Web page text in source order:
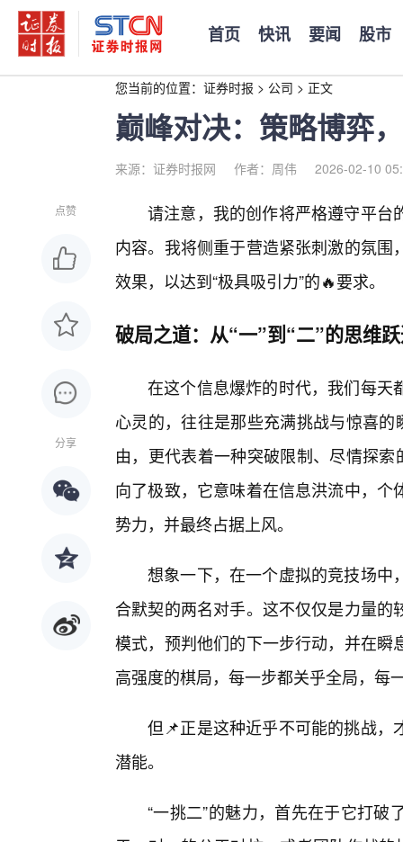
首页 快讯 要闻 股市
您当前的位置： 证券时报 > 公司 > 正文
巅峰对决：策略博弈
来源：证券时报网 作者：周伟 2026-02-10
点赞
分享
请注意，我的创作将严格遵守平台
内容。我将侧重于营造紧张刺激的氛
效果，以达到“极具吸引力”的🔥要求。
破局之道：从“一”到“二”的思维
在这个信息爆炸的时代，我们每天
心灵的，往往是那些充满挑战与惊喜
由，更代表着一种突破限制、尽情探
向了极致，它意味着在信息洪流中，
势力，并最终占据上风。
想象一下，在一个虚拟的竞技场中
合默契的两名对手。这不仅仅是力量
模式，预判他们的下一步行动，并在
高强度的棋局，每一步都关乎全局，每
但📌正是这种近乎不可能的挑战，
潜能。
“一挑二”的魅力，首先在于它打